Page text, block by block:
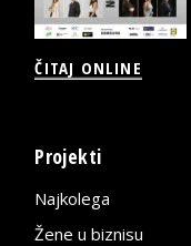
ČITAJ ONLINE
Projekti
Najkolega
Žene u biznisu